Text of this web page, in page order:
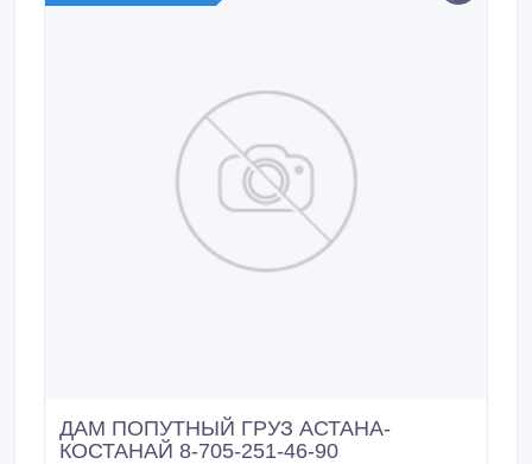
ДАМ ПОПУТНЫЙ ГРУЗ АСТАНА-
КОСТАНАЙ 8-705-251-46-90